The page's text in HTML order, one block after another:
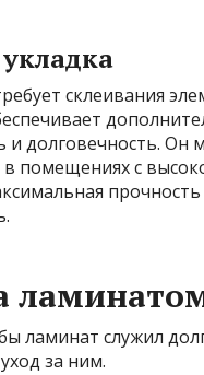
склеивания
и долговечность. Он
помещениях с
прочность
ламинат служил
за ним.